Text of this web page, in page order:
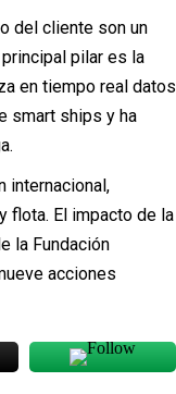
del cliente son un
pilar es la
en tiempo real datos
smart ships y ha
internacional,
flota. El impacto de la
la Fundación
acciones